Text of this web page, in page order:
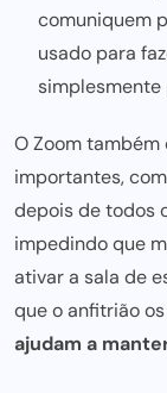
comuniquem
usado para
simplesmente
O Zoom
importantes,
depois de todos
impedindo que
ativar a sala de
que o anfitrião
ajudam a